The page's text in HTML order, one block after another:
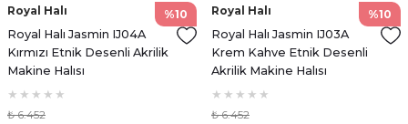
%10
Royal Halı
Royal Halı Jasmin IJ04A
Kırmızı Etnik Desenli Akrilik
Makine Halısı
₺ 6.452
%10
Royal Halı
Royal Halı Jasmin IJ03A
Krem Kahve Etnik Desenli
Akrilik Makine Halısı
₺ 6.452